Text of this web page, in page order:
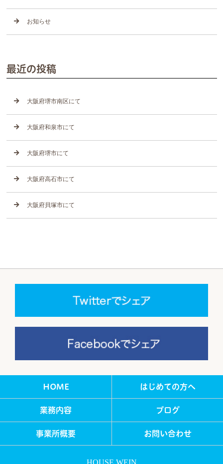
お知らせ
最近の投稿
大阪府堺市南区にて
大阪府和泉市にて
大阪府堺市にて
大阪府高石市にて
大阪府貝塚市にて
HOME はじめての方へ
業務内容 ブログ
事業所概要 お問い合わせ